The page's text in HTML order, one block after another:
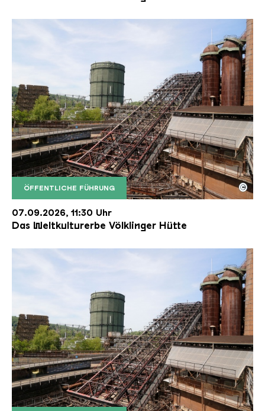
ÖFFENTLICHE FÜHRUNG
Der Erzschrägaufzug der Völklinger Hütte mit
Copyright: Weltkulturerbe Völklinger Hütte | Karl
©
07.09.2026, 11:30 Uhr
Das Weltkulturerbe Völklinger Hütte